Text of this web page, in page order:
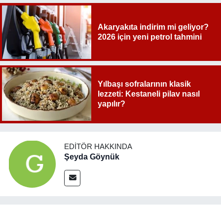
Akaryakıta indirim mi geliyor?
2026 için yeni petrol tahmini
Yılbaşı sofralarının klasik
lezzeti: Kestaneli pilav nasıl
yapılır?
EDITÖR HAKKINDA
Şeyda Göynük